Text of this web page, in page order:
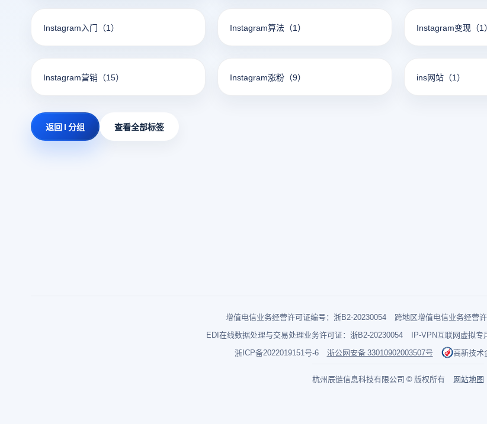
Instagram入门 （1） Instagram算法 （1） Instagram变现 （1）
Instagram营销 （15） Instagram涨粉 （9） ins网站 （1）
返回 I 分组 查看全部标签
增值电信业务经营许可证编号：浙B2-20230054
跨地区增值电信业务经营
EDI在线数据处理与交易处理业务许可证：浙B2-20230054
IP-VPN互联网虚拟专
浙ICP备2022019151号-6
浙公网安备 33010902003507号 高新技术
杭州辰链信息科技有限公司 © 版权所有 网站地图